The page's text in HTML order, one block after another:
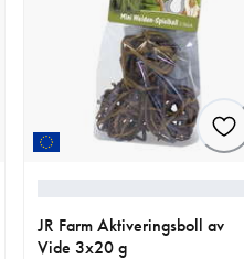
JR Farm Aktiveringsboll av
Vide 3x20 g